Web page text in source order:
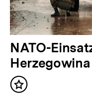
NATO-
Herzegowina
Inhalt